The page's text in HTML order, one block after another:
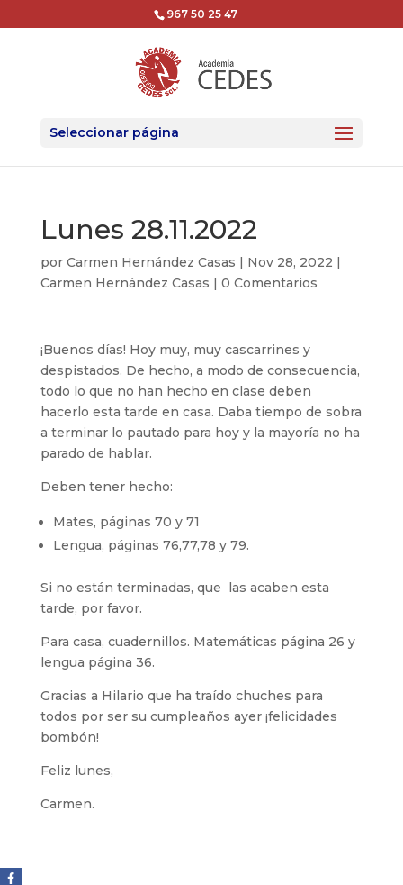
967 50 25 47
Seleccionar página
Lunes 28.11.2022
por Carmen Hernández Casas | Nov 28, 2022 |
Carmen Hernández Casas | 0 Comentarios
¡Buenos días! Hoy muy, muy cascarrines y
despistados. De hecho, a modo de consecuencia,
todo lo que no han hecho en clase deben
hacerlo esta tarde en casa. Daba tiempo de sobra
a terminar lo pautado para hoy y la mayoría no ha
parado de hablar.
Deben tener hecho:
Mates, páginas 70 y 71
Lengua, páginas 76,77,78 y 79.
Si no están terminadas, que las acaben esta
tarde, por favor.
Para casa, cuadernillos. Matemáticas página 26 y
lengua página 36.
Gracias a Hilario que ha traído chuches para
todos por ser su cumpleaños ayer ¡felicidades
bombón!
Feliz lunes,
Carmen.